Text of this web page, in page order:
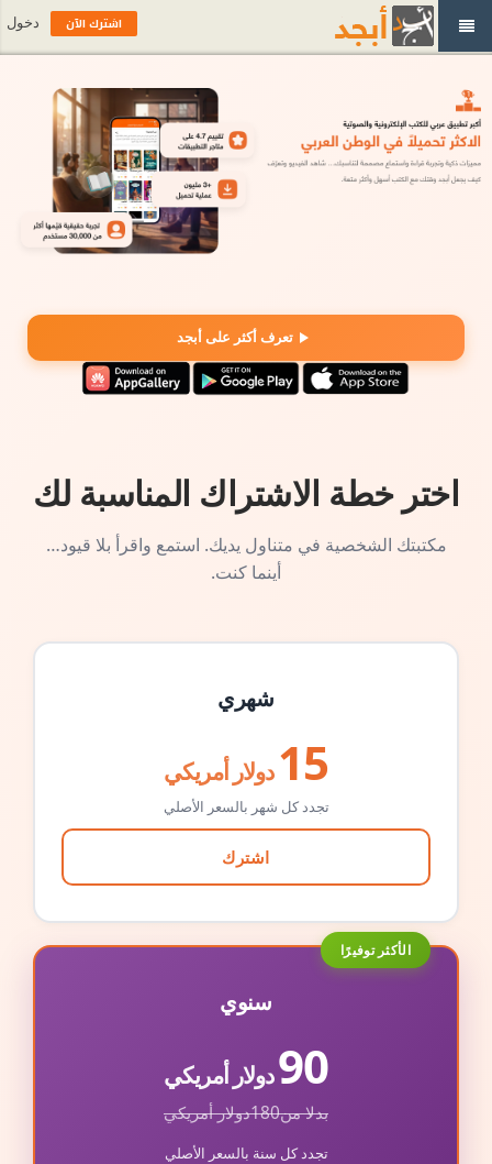
تعرف أكثر على أبجد
اختر خطة الاشتراك المناسبة لك
مكتبتك الشخصية في متناول يديك. استمع واقرأ بلا قيود…
أينما كنت.
شهري
15 دولار أمريكي
تجدد كل شهر بالسعر الأصلي
اشترك
الأكثر توفيرًا
سنوي
90دولار أمريكي
بدلا من180دولار أمريكي
تجدد كل سنة بالسعر الأصلي
اشترك الآن دخول